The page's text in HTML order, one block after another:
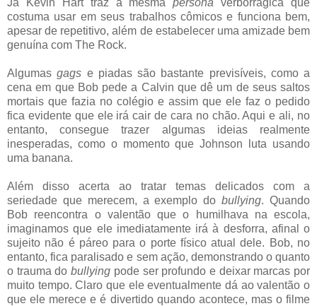
costuma usar em seus trabalhos cômicos e funciona bem,
apesar de repetitivo, além de estabelecer uma amizade bem
genuína com The Rock.
Algumasgags e piadas são bastante previsíveis, como a
cena em que Bob pede a Calvin que dê um de seus saltos
mortais que fazia no colégio e assim que ele faz o pedido
fica evidente que ele irá cair de cara no chão. Aqui e ali, no
entanto, consegue trazer algumas ideias realmente
inesperadas, como o momento que Johnson luta usando
uma banana.
Além disso acerta ao tratar temas delicados com a
seriedade que merecem, a exemplo dobullying. Quando
Bob reencontra o valentão que o humilhava na escola,
imaginamos que ele imediatamente irá à desforra, afinal o
sujeito não é páreo para o porte físico atual dele. Bob, no
entanto, fica paralisado e sem ação, demonstrando o quanto
o trauma dobullying pode ser profundo e deixar marcas por
muito tempo. Claro que ele eventualmente dá ao valentão o
que ele merece e é divertido quando acontece, mas o filme